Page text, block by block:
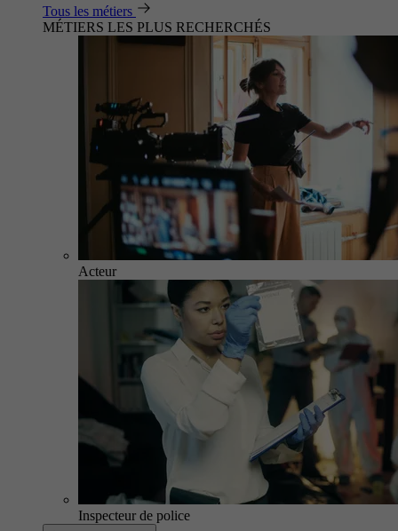
Tous les métiers
MÉTIERS LES PLUS RECHERCHÉS
Acteur
Inspecteur de police